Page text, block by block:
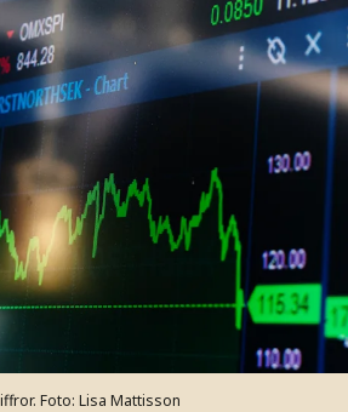
Foto: Lisa Mattisson